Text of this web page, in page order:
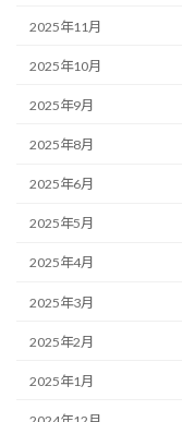
2025年11月
2025年10月
2025年9月
2025年8月
2025年6月
2025年5月
2025年4月
2025年3月
2025年2月
2025年1月